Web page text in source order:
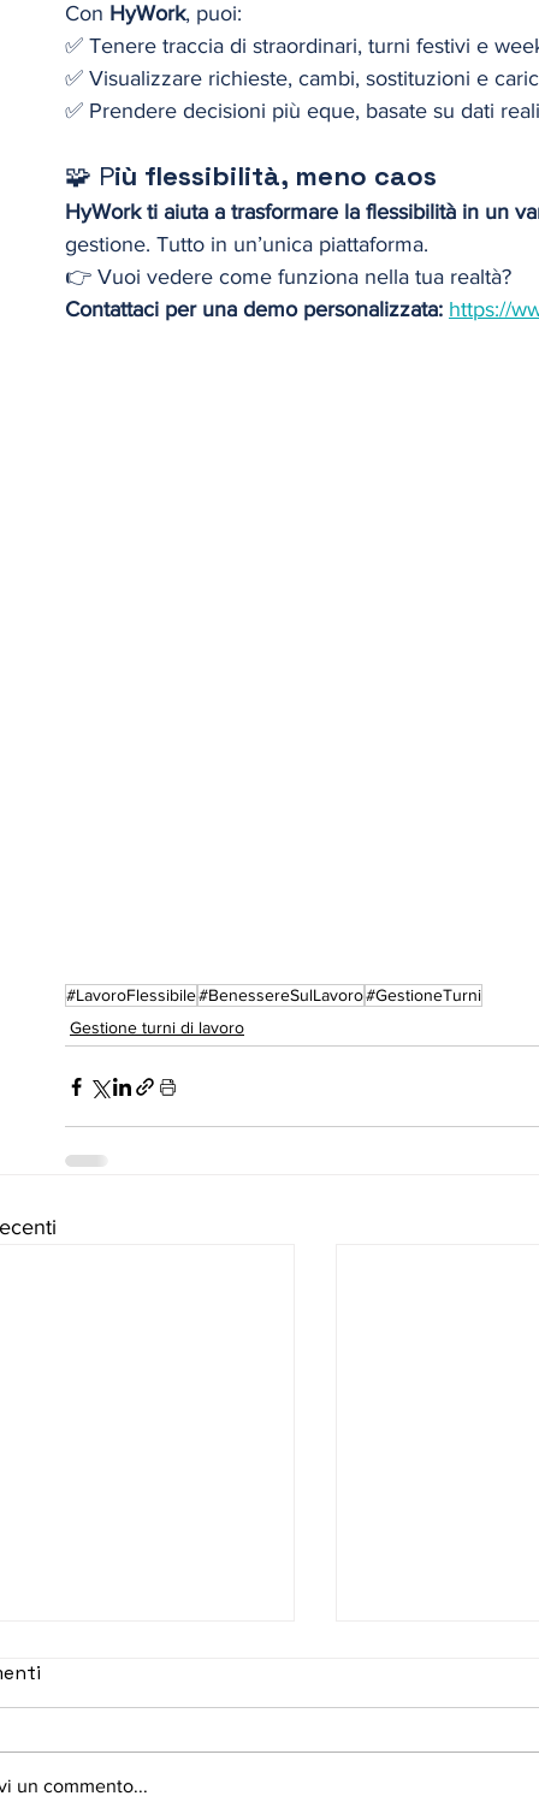
Con HyWork, puoi:
✅ Tenere traccia di straordinari, turni festivi e
✅ Visualizzare richieste, cambi, sostituzioni e
✅ Prendere decisioni più eque, basate su dati reali
🧩 Più flessibilità, meno caos
HyWork ti aiuta a trasformare la flessibilità in un
gestione. Tutto in un’unica piattaforma.
👉 Vuoi vedere come funziona nella tua realtà?
Contattaci per una demo personalizzata: https://
#LavoroFlessibile#BenessereSulLavoro#GestioneTurni
Gestione turni di lavoro
un commento...